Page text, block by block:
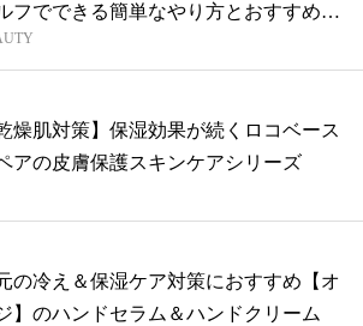
フでできる簡単なやり方とおすすめア
...
乾燥肌対策】保湿効果が続くロコベース
アの皮膚保護スキンケアシリーズ
の冷え＆保湿ケア対策におすすめ【オ
】のハンドセラム＆ハンドクリーム